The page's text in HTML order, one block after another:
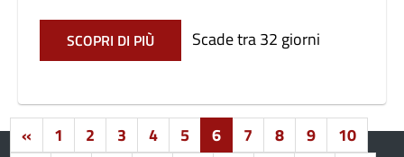
SCOPRI DI PIÙ Scade tra 32 giorni
« 1 2 3 4 5 6 7 8 9
10